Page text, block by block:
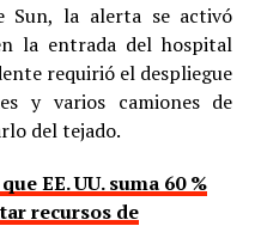
Sun, la alerta se activó
la entrada del hospital
requirió el despliegue
y varios camiones de
del tejado.
EE. UU. suma 60 %
recursos de